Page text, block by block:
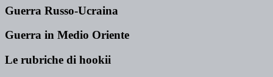
Guerra Russo-Ucraina
Guerra in Medio Oriente
Le rubriche di hookii